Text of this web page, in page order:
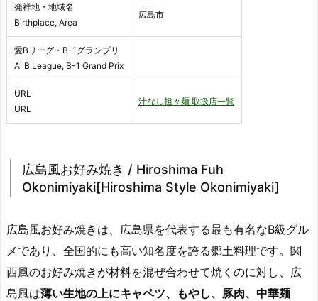
発祥地・地域名
Birthplace, Area
広島市
愛Bリーグ・B-1グランプリ
Ai B League, B-1 Grand Prix
URL
URL
汁なし担々麺 取扱店一覧
広島風お好み焼き / Hiroshima Fuh
Okonimiyaki[Hiroshima Style Okonimiyaki]
広島風お好み焼きは、広島県を代表する最も有名なB級グル
メであり、全国的にも高い知名度を誇る郷土料理です。関
西風のお好み焼きが材料を混ぜ合わせて焼くのに対し、広
島風は薄い生地の上にキャベツ、もやし、豚肉、中華麺